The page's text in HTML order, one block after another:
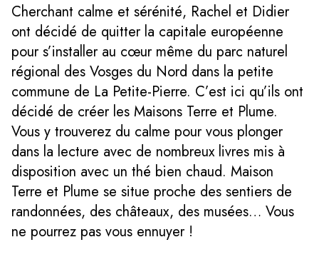
Cherchant calme et sérénité, Rachel et Didier
ont décidé de quitter la capitale européenne
pour s’installer au cœur même du parc naturel
régional des Vosges du Nord dans la petite
commune de La Petite-Pierre. C’est ici qu’ils ont
décidé de créer les Maisons Terre et Plume.
Vous y trouverez du calme pour vous plonger
dans la lecture avec de nombreux livres mis à
disposition avec un thé bien chaud. Maison
Terre et Plume se situe proche des sentiers de
randonnées, des châteaux, des musées… Vous
ne pourrez pas vous ennuyer !